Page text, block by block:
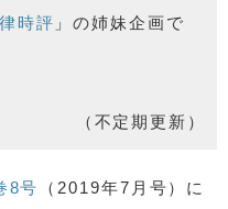
時評 」の姉妹企画で
（不定期更新）
8号
（2019年7月号）に